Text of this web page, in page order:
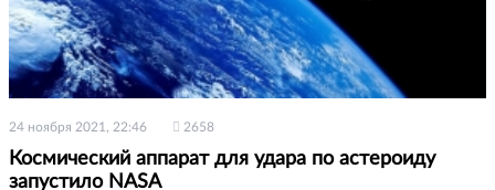
24 ноября 2021, 22:46 2658
Космический аппарат для удара по астероиду
запустило NASA